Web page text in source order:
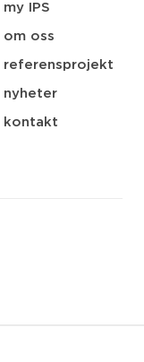
my IPS
om oss
referensprojekt
nyheter
kontakt